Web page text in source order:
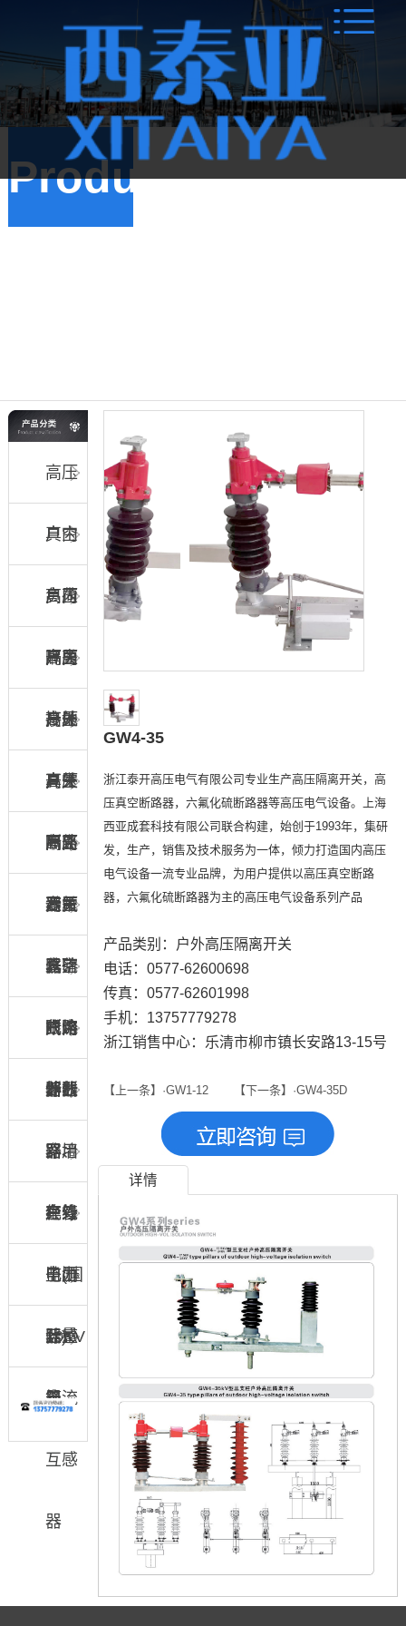
Products户
高压
真空
负荷
开关
户内
高压
隔离
开关
户内
高压
接地
开关
户内
高压
真空
断路
器
户外
高压
隔离
开关
户外
高压
六氟
化硫
断路
器
户外
高压
真空
断路
器
避雷
器、
限流
熔断
器
跌落
式熔
断器
户内
外线
路用
绝缘
子(国
际)
计数
器、
在线
监测
器
穿墙
套管
户外
电压
互感
器
电力
计量
箱
10KV
电流
互感
器
GW4-35
浙江泰开高压电气有限公司专业生产高压隔离开关，高
压真空断路器，六氟化硫断路器等高压电气设备。上海
西亚成套科技有限公司联合构建，始创于1993年，集研
发，生产，销售及技术服务为一体，倾力打造国内高压
电气设备一流专业品牌，为用户提供以高压真空断路
器，六氟化硫断路器为主的高压电气设备系列产品
产品类别：户外高压隔离开关
电话：0577-62600698
传真：0577-62601998
手机：13757779278
浙江销售中心：乐清市柳市镇长安路13-15号
【上一条】·GW1-12 【下一条】·GW4-35D
详情